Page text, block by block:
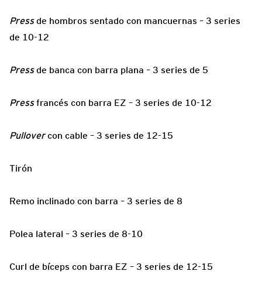
Pressde hombros sentado con mancuernas – 3 series
de 10-12
Pressde banca con barra plana – 3 series de 5
Pressfrancés con barra EZ – 3 series de 10-12
Pullovercon cable – 3 series de 12-15
Tirón
Remo inclinado con barra – 3 series de 8
Polea lateral – 3 series de 8-10
Curl de bíceps con barra EZ – 3 series de 12-15